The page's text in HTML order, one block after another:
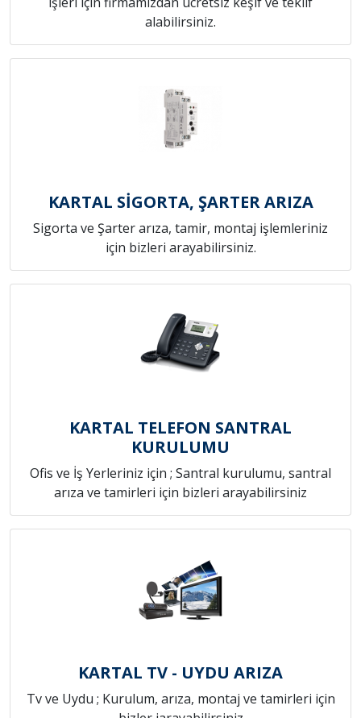
alabilirsiniz.
KARTAL SİGORTA, ŞARTER ARIZA
Sigorta ve Şarter arıza, tamir, montaj işlemleriniz
için bizleri arayabilirsiniz.
KARTAL TELEFON SANTRAL
KURULUMU
Ofis ve İş Yerleriniz için ; Santral kurulumu, santral
arıza ve tamirleri için bizleri arayabilirsiniz
KARTAL TV - UYDU ARIZA
Tv ve Uydu ; Kurulum, arıza, montaj ve tamirleri için